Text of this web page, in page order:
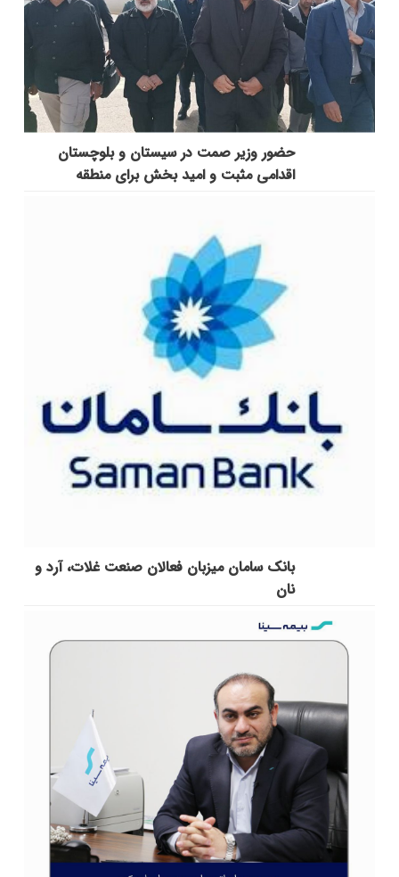
حضور وزیر صمت در سیستان و بلوچستان
اقدامی مثبت و امید بخش برای منطقه
بانک سامان میزبان فعالان صنعت غلات، آرد و
نان